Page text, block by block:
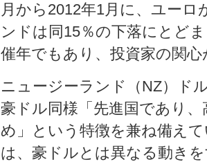
月から2012年1月に、ユー
ンドは同15％の下落にとど
催年でもあり、投資家の関
ニュージーランド（NZ）ド
豪ドル同様「先進国であり
め」という特徴を兼ね備え
は、豪ドルとは異なる動き